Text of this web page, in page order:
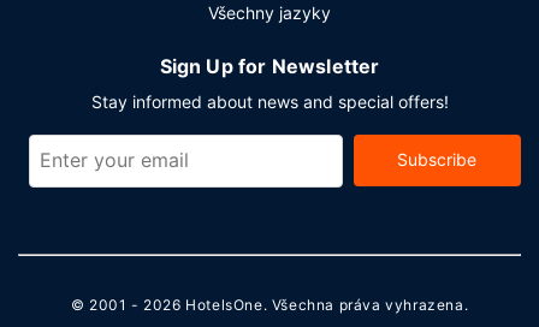
Všechny jazyky
Sign Up for Newsletter
Stay informed about news and special offers!
Subscribe
© 2001 - 2026 HotelsOne. Všechna práva vyhrazena.